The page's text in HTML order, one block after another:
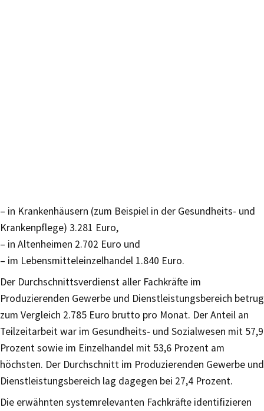
– in Krankenhäusern (zum Beispiel in der Gesundheits- und
Krankenpflege) 3.281 Euro,
– in Altenheimen 2.702 Euro und
– im Lebensmitteleinzelhandel 1.840 Euro.
Der Durchschnittsverdienst aller Fachkräfte im
Produzierenden Gewerbe und Dienstleistungsbereich betrug
zum Vergleich 2.785 Euro brutto pro Monat. Der Anteil an
Teilzeitarbeit war im Gesundheits- und Sozialwesen mit 57,9
Prozent sowie im Einzelhandel mit 53,6 Prozent am
höchsten. Der Durchschnitt im Produzierenden Gewerbe und
Dienstleistungsbereich lag dagegen bei 27,4 Prozent.
Die erwähnten systemrelevanten Fachkräfte identifizieren